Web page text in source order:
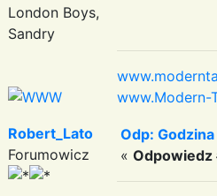
London Boys,
Sandry
www.Modern-
Robert_Lato
Forumowicz
Odp:
« Odpowiedz